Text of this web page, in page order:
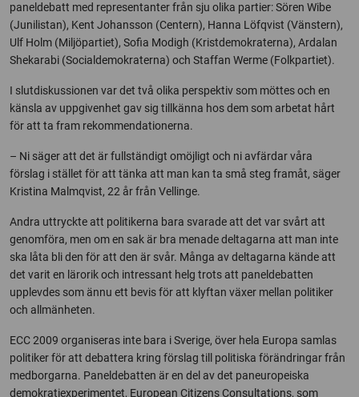
paneldebatt med representanter från sju olika partier: Sören Wibe
(Junilistan), Kent Johansson (Centern), Hanna Löfqvist (Vänstern),
Ulf Holm (Miljöpartiet), Sofia Modigh (Kristdemokraterna), Ardalan
Shekarabi (Socialdemokraterna) och Staffan Werme (Folkpartiet).
I slutdiskussionen var det två olika perspektiv som möttes och en
känsla av uppgivenhet gav sig tillkänna hos dem som arbetat hårt
för att ta fram rekommendationerna.
– Ni säger att det är fullständigt omöjligt och ni avfärdar våra
förslag i stället för att tänka att man kan ta små steg framåt, säger
Kristina Malmqvist, 22 år från Vellinge.
Andra uttryckte att politikerna bara svarade att det var svårt att
genomföra, men om en sak är bra menade deltagarna att man inte
ska låta bli den för att den är svår. Många av deltagarna kände att
det varit en lärorik och intressant helg trots att paneldebatten
upplevdes som ännu ett bevis för att klyftan växer mellan politiker
och allmänheten.
ECC 2009 organiseras inte bara i Sverige, över hela Europa samlas
politiker för att debattera kring förslag till politiska förändringar från
medborgarna. Paneldebatten är en del av det paneuropeiska
demokratiexperimentet, European Citizens Consultations, som